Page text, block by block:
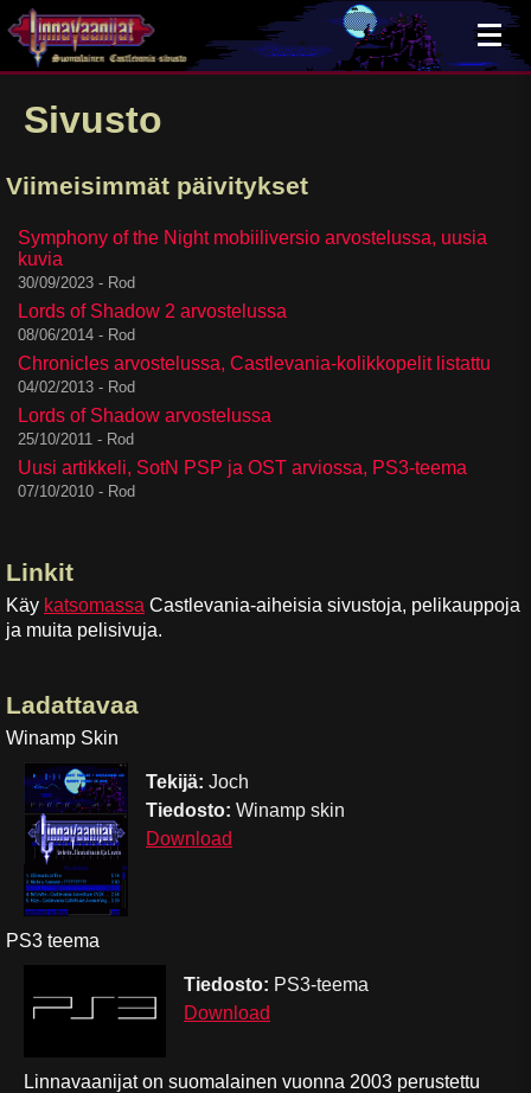
Sivusto
Viimeisimmät päivitykset
Symphony of the Night mobiiliversio arvostelussa, uusia
kuvia
30/09/2023 - Rod
Lords of Shadow 2 arvostelussa
08/06/2014 - Rod
Chronicles arvostelussa, Castlevania-kolikkopelit listattu
04/02/2013 - Rod
Lords of Shadow arvostelussa
25/10/2011 - Rod
Uusi artikkeli, SotN PSP ja OST arviossa, PS3-teema
07/10/2010 - Rod
Linkit
Käy katsomassa Castlevania-aiheisia sivustoja, pelikauppoja
ja muita pelisivuja.
Ladattavaa
Winamp Skin
Tekijä: Joch
Tiedosto: Winamp skin
Download
PS3 teema
Tiedosto: PS3-teema
Download
Linnavaanijat on suomalainen vuonna 2003 perustettu
×